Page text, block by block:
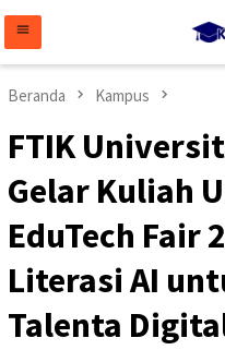
konten
Beranda Kampus
FTIK
Gelar Kuliah
EduTech Fair
Literasi AI
Talenta